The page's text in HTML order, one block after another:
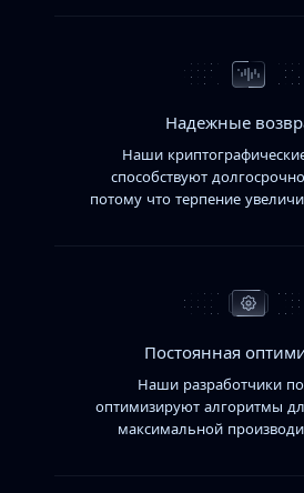
Надежные
Наши
способствуют
потому что терпение
Постоянная
Наши разработчики
оптимизируют алгоритмы
максимальной